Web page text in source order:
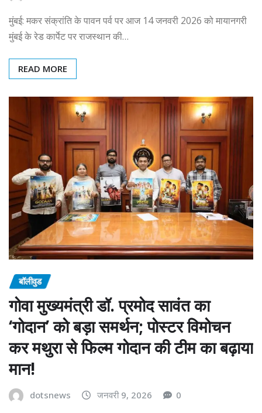
मुंबई: मकर संक्रांति के पावन पर्व पर आज 14 जनवरी 2026 को मायानगरी
मुंबई के रेड कार्पेट पर राजस्थान की…
READ MORE
बॉलीवुड
गोवा मुख्यमंत्री डॉ. प्रमोद सावंत का
‘गोदान’ को बड़ा समर्थन; पोस्टर विमोचन
कर मथुरा से फिल्म गोदान की टीम का बढ़ाया
मान!
dotsnews जनवरी 9, 2026 0